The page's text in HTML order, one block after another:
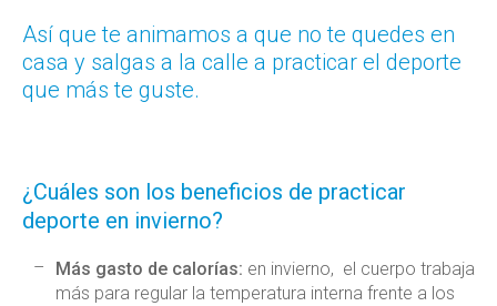
Así que te animamos a que no te quedes en
casa y salgas a la calle a practicar el deporte
que más te guste.
¿Cuáles son los beneficios de practicar
deporte en invierno?
Más gasto de calorías: en invierno, el cuerpo trabaja
más para regular la temperatura interna frente a los